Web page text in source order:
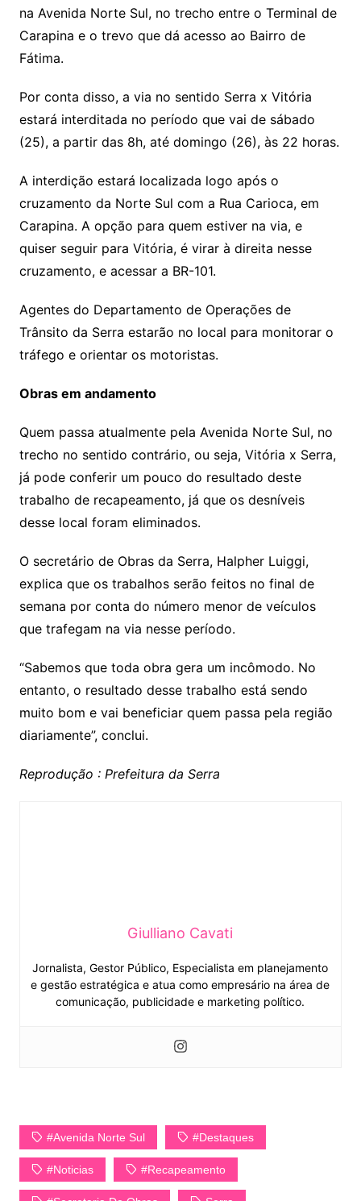
na Avenida Norte Sul, no trecho entre o Terminal de
Carapina e o trevo que dá acesso ao Bairro de
Fátima.
Por conta disso, a via no sentido Serra x Vitória
estará interditada no período que vai de sábado
(25), a partir das 8h, até domingo (26), às 22 horas.
A interdição estará localizada logo após o
cruzamento da Norte Sul com a Rua Carioca, em
Carapina. A opção para quem estiver na via, e
quiser seguir para Vitória, é virar à direita nesse
cruzamento, e acessar a BR-101.
Agentes do Departamento de Operações de
Trânsito da Serra estarão no local para monitorar o
tráfego e orientar os motoristas.
Obras em andamento
Quem passa atualmente pela Avenida Norte Sul, no
trecho no sentido contrário, ou seja, Vitória x Serra,
já pode conferir um pouco do resultado deste
trabalho de recapeamento, já que os desníveis
desse local foram eliminados.
O secretário de Obras da Serra, Halpher Luiggi,
explica que os trabalhos serão feitos no final de
semana por conta do número menor de veículos
que trafegam na via nesse período.
“Sabemos que toda obra gera um incômodo. No
entanto, o resultado desse trabalho está sendo
muito bom e vai beneficiar quem passa pela região
diariamente”, conclui.
Reprodução : Prefeitura da Serra
Giulliano Cavati
Jornalista, Gestor Público, Especialista em planejamento
e gestão estratégica e atua como empresário na área de
comunicação, publicidade e marketing político.
#Avenida Norte Sul #Destaques
#Noticias #Recapeamento